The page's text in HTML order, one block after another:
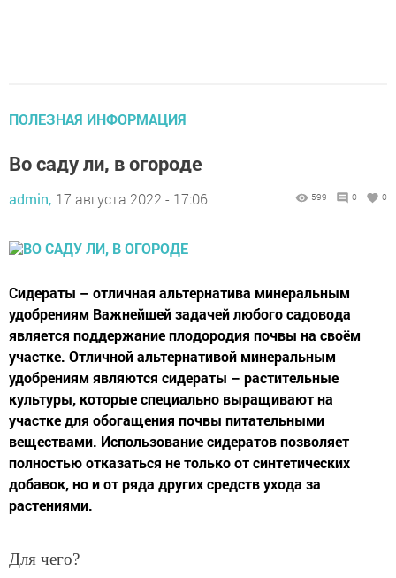
ПОЛЕЗНАЯ ИНФОРМАЦИЯ
Во саду ли, в огороде
admin, 17 августа 2022 - 17:06 599 0 0
Сидераты – отличная альтернатива минеральным
удобрениям Важнейшей задачей любого садовода
является поддержание плодородия почвы на своём
участке. Отличной альтернативой минеральным
удобрениям являются сидераты – растительные
культуры, которые специально выращивают на
участке для обогащения почвы питательными
веществами. Использование сидератов позволяет
полностью отказаться не только от синтетических
добавок, но и от ряда других средств ухода за
растениями.
Для чего?